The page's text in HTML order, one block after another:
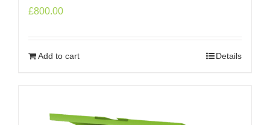
£800.00
Add to cart Details